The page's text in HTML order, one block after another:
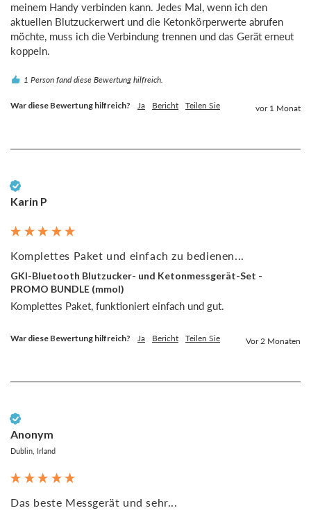
meinem Handy verbinden kann. Jedes Mal, wenn ich den
aktuellen Blutzuckerwert und die Ketonkörperwerte abrufen
möchte, muss ich die Verbindung trennen und das Gerät erneut
koppeln.
1 Person fand diese Bewertung hilfreich.
War diese Bewertung hilfreich? Ja Bericht Teilen Sie vor 1 Monat
Karin P
Komplettes Paket und einfach zu bedienen...
GKI-Bluetooth Blutzucker- und Ketonmessgerät-Set -
PROMO BUNDLE (mmol)
Komplettes Paket, funktioniert einfach und gut.
War diese Bewertung hilfreich? Ja Bericht Teilen Sie Vor 2 Monaten
Anonym
Dublin, Irland
Das beste Messgerät und sehr...